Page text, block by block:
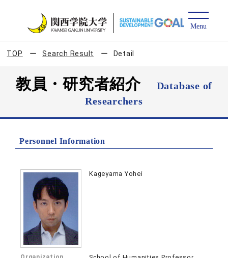
TOP Search Result Detail
教員・研究者紹介
Database of
Researchers
Personnel Information
Kageyama Yohei